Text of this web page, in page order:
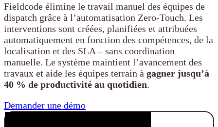
Fieldcode élimine le travail manuel des équipes de
dispatch grâce à l’automatisation Zero-Touch. Les
interventions sont créées, planifiées et attribuées
automatiquement en fonction des compétences, de la
localisation et des SLA – sans coordination
manuelle. Le système maintient l’avancement des
travaux et aide les équipes terrain à gagner jusqu’à
40 % de productivité au quotidien.
Demander une démo